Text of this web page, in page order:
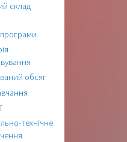
склад
програми
обсяг
технічне